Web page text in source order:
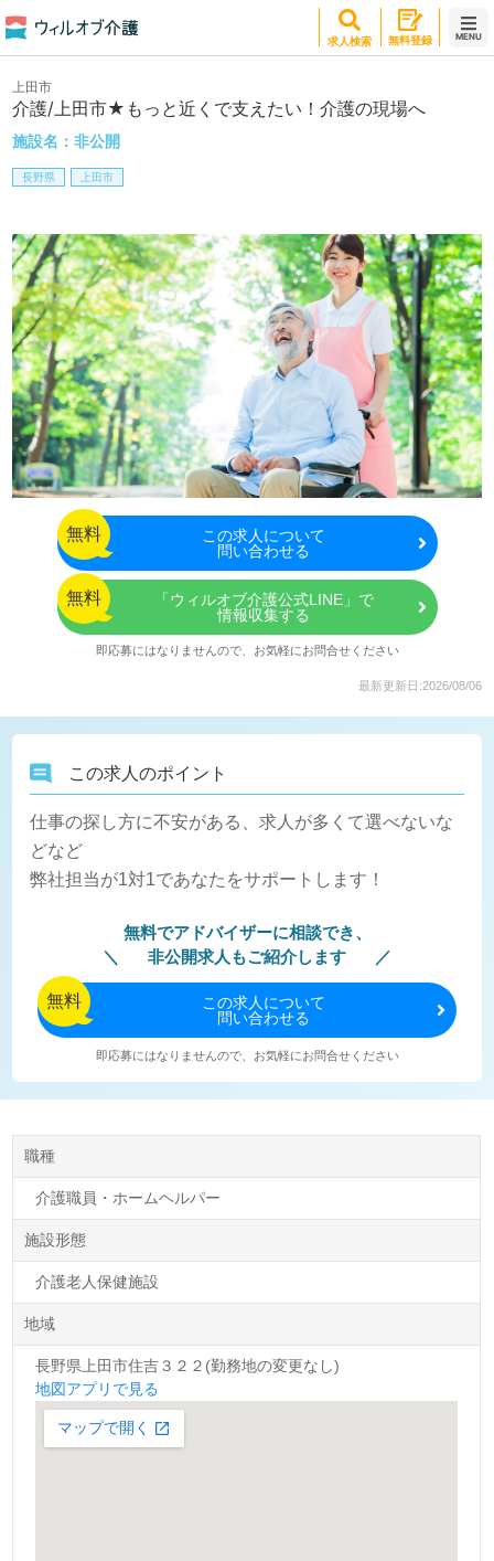
求人検索 無料登録 MENU
介護/上田市★もっと近くで支えたい！介護の現場へ
施設名：非公開
上田市
長野県 上田市
無料 この求人について
問い合わせる
無料
「ウィルオブ介護公式LINE」で
情報収集する
即応募にはなりませんので、お気軽にお問合せください
最新更新日:2026/08/06
この求人のポイント
仕事の探し方に不安がある、求人が多くて選べないな
どなど
弊社担当が1対1であなたをサポートします！
無料でアドバイザーに相談でき、
非公開求人もご紹介します
無料 この求人について
問い合わせる
即応募にはなりませんので、お気軽にお問合せください
職種
介護職員・ホームヘルパー
施設形態
介護老人保健施設
地域
長野県上田市住吉３２２(勤務地の変更なし)
地図アプリで見る